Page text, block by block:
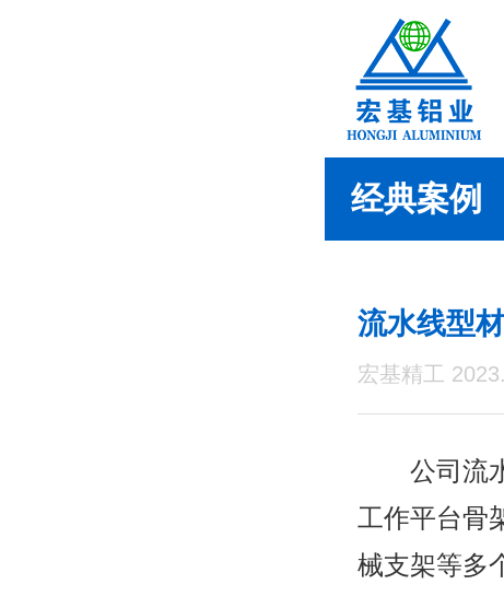
经典案例
流水线型
宏基精工
公司流
工作平台骨
械支架等多